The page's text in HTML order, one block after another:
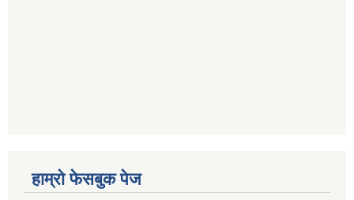
हाम्रो फेसबुक पेज